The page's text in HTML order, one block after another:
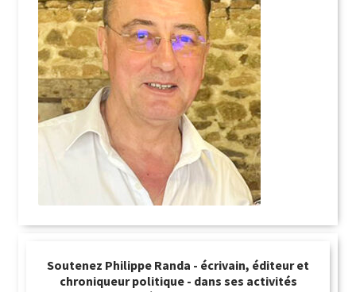
Soutenez Philippe Randa - écrivain, éditeur et
chroniqueur politique - dans ses activités